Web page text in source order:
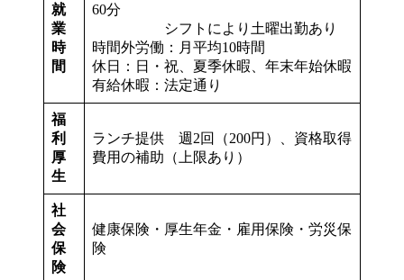
就
業
時
間
60分
シフトにより土曜出勤あり
時間外労働：月平均10時間
休日：日・祝、夏季休暇、年末年始休暇
有給休暇：法定通り
福
利
厚
生
ランチ提供 週2回（200円）、資格取得
費用の補助（上限あり）
社
会
保
険
健康保険・厚生年金・雇用保険・労災保
険